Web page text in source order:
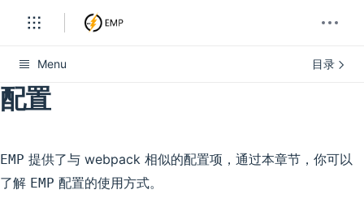
Menu 目录
配置
EMP 提供了与 webpack 相似的配置项，通过本章节，你可以
了解 EMP 配置的使用方式。